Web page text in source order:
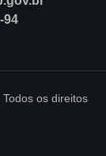
94
os direitos